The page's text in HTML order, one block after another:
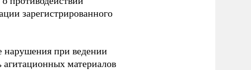
зарегистрированного
нарушения при ведении
материалов